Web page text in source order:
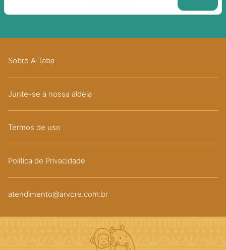
Sobre A Taba
Junte-se a nossa aldeia
Termos de uso
Política de Privacidade
atendimento@arvore.com.br